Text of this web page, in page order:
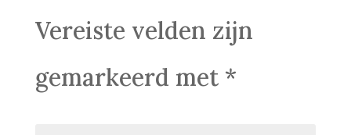
Vereiste velden zijn
gemarkeerd met *